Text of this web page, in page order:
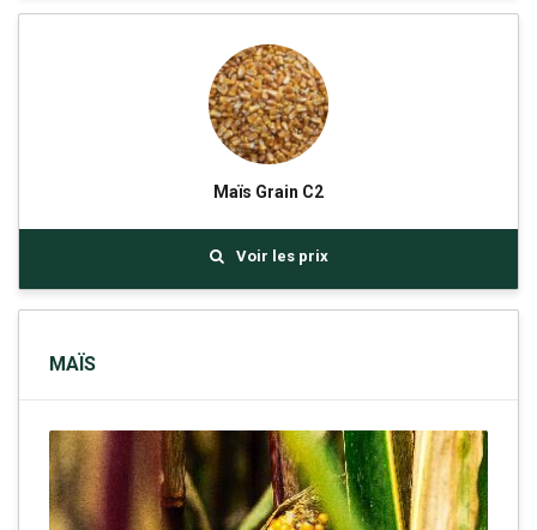
Maïs Grain C2
Voir les prix
MAÏS